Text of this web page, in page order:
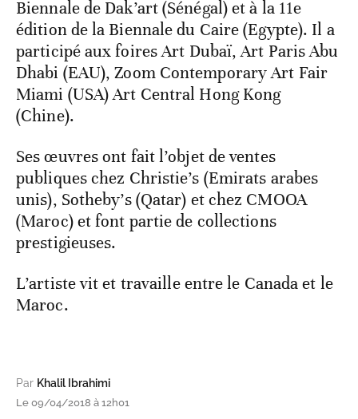
Biennale de Dak’art (Sénégal) et à la 11e
édition de la Biennale du Caire (Egypte). Il a
participé aux foires Art Dubaï, Art Paris Abu
Dhabi (EAU), Zoom Contemporary Art Fair
Miami (USA) Art Central Hong Kong
(Chine).
Ses œuvres ont fait l’objet de ventes
publiques chez Christie’s (Emirats arabes
unis), Sotheby’s (Qatar) et chez CMOOA
(Maroc) et font partie de collections
prestigieuses.
L’artiste vit et travaille entre le Canada et le
Maroc.
Par Khalil Ibrahimi
Le 09/04/2018 à 12h01